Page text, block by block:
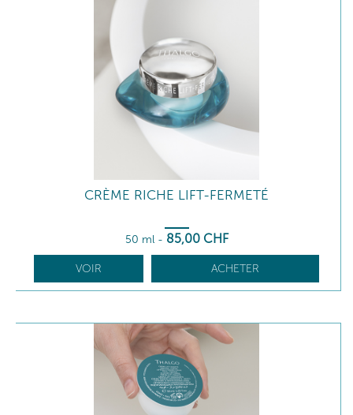
CRÈME RICHE LIFT-FERMETÉ
50 ml - 85,00 CHF
VOIR ACHETER